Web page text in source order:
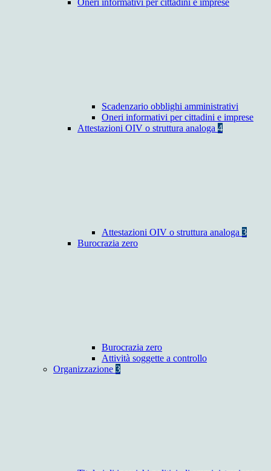
Oneri informativi per cittadini e imprese
Scadenzario obblighi amministrativi
Oneri informativi per cittadini e imprese
Attestazioni OIV o struttura analoga 4
Attestazioni OIV o struttura analoga 3
Burocrazia zero
Burocrazia zero
Attività soggette a controllo
Organizzazione 3